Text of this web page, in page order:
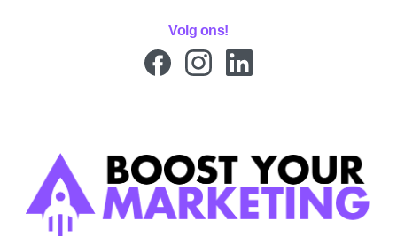
Volg ons!